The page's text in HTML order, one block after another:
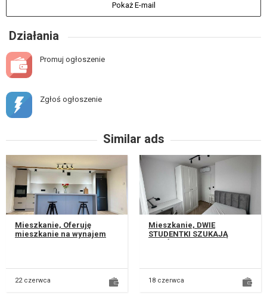
Pokaż E-mail
Działania
Promuj ogłoszenie
Zgłoś ogłoszenie
Similar ads
Mieszkanie, Oferuję
mieszkanie na wynajem
22 czerwca
Mieszkanie, DWIE
STUDENTKI SZUKAJĄ
wyko...
18 czerwca